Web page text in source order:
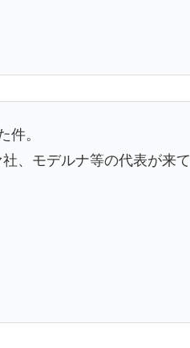
件。
、モデルナ等の代表が来て